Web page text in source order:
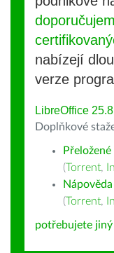
nabízejí
verze
LibreOffice
Doplňkové
(Torrent,
(Torrent,
potřebujete jiný